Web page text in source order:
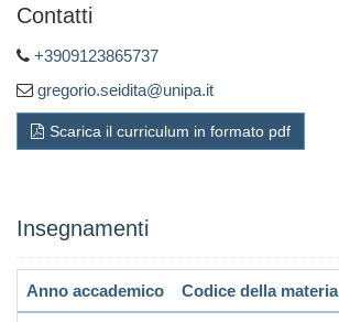
Contatti
+3909123865737
gregorio.seidita@unipa.it
Scarica il curriculum in formato pdf
Insegnamenti
Anno accademico Codice della materia